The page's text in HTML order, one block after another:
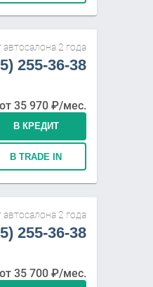
автосалона 2 года
255-36-38
от 35 970₽/мес.
В КРЕДИТ
В TRADE IN
автосалона 2 года
255-36-38
от 35 700₽/мес.